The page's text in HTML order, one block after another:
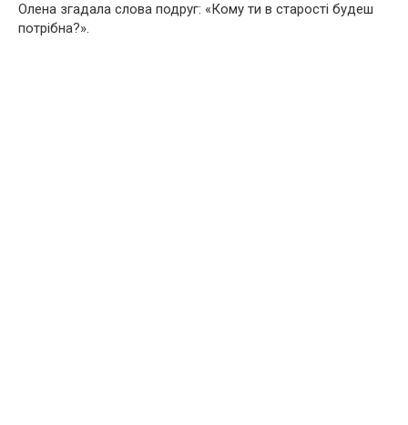
Олена згадала слова подруг: «Кому ти в старості будеш
потрібна?».